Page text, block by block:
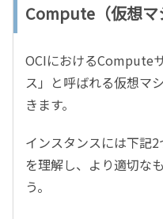
Compute（仮想マ
OCIにおけるCompute
ス」と呼ばれる仮想マ
きます。
インスタンスには下記
を理解し、より適切な
う。